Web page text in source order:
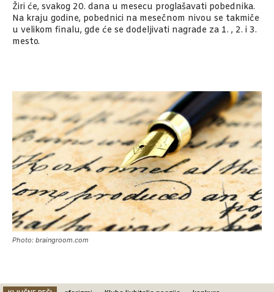
Žiri će, svakog 20. dana u mesecu proglašavati pobednika.
Na kraju godine, pobednici na mesečnom nivou se takmiče
u velikom finalu, gde će se dodeljivati nagrade za 1. , 2. i 3.
mesto.
Photo: braingroom.com